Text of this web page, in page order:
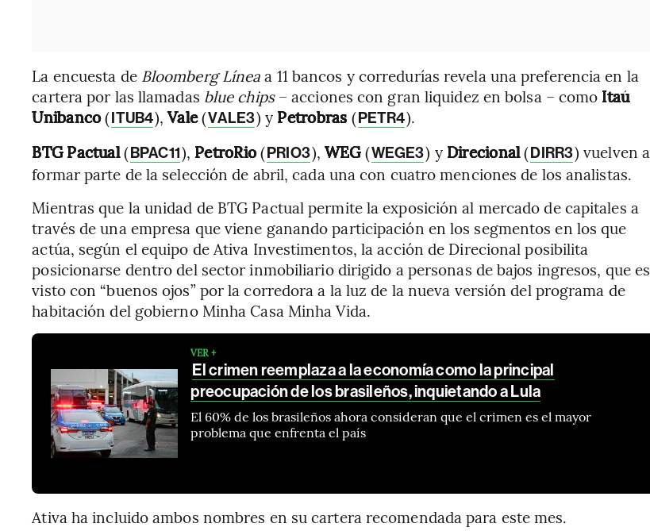
La encuesta de Bloomberg Líneaa 11 bancos y corredurías revela una preferencia en la
cartera por las llamadas blue chips– acciones con gran liquidez en bolsa – como Itaú
Unibanco(ITUB4),Vale(VALE3) y Petrobras (PETR4).
BTG Pactual(BPAC11), PetroRio(PRIO3),WEG(WEGE3) y Direcional(DIRR3) vuelven a
formar parte de la selección de abril, cada una con cuatro menciones de los analistas.
Mientras que la unidad de BTG Pactual permite la exposición al mercado de capitales a
través de una empresa que viene ganando participación en los segmentos en los que
actúa, según el equipo de Ativa Investimentos, la acción de Direcional posibilita
posicionarse dentro del sector inmobiliario dirigido a personas de bajos ingresos, que es
visto con “buenos ojos” por la corredora a la luz de la nueva versión del programa de
habitación del gobierno Minha Casa Minha Vida.
VER +
El crimen reemplaza a la economía como la principal
preocupación de los brasileños, inquietando a Lula
El 60% de los brasileños ahora consideran que el crimen es el mayor
problema que enfrenta el país
Ativa ha incluido ambos nombres en su cartera recomendada para este mes.